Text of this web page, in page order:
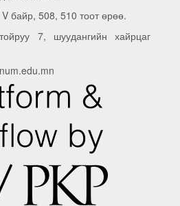
байр, 508, 510 тоот өрөө.
7, шуудангийн хайрцаг